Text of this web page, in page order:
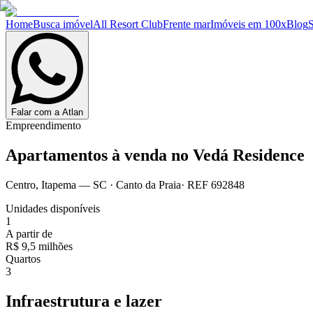
HomeBusca imóvelAll Resort ClubFrente marImóveis em 100xBlog
Falar com a Atlan
Empreendimento
Apartamentos à venda no Vedá Residence
Centro, Itapema — SC · Canto da Praia· REF 692848
Unidades disponíveis
1
A partir de
R$ 9,5 milhões
Quartos
3
Infraestrutura e lazer